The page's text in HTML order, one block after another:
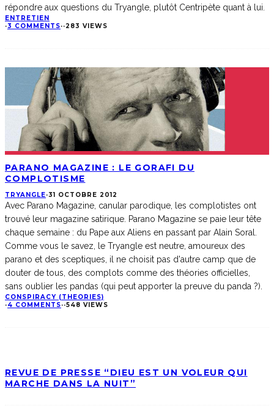
répondre aux questions du Tryangle, plutôt Centripète quant à lui.
ENTRETIEN
·3 COMMENTS··283 VIEWS
PARANO MAGAZINE : LE GORAFI DU
COMPLOTISME
TRYANGLE·31 OCTOBRE 2012
Avec Parano Magazine, canular parodique, les complotistes ont
trouvé leur magazine satirique. Parano Magazine se paie leur tête
chaque semaine : du Pape aux Aliens en passant par Alain Soral.
Comme vous le savez, le Tryangle est neutre, amoureux des
parano et des sceptiques, il ne choisit pas d'autre camp que de
douter de tous, des complots comme des théories officielles,
sans oublier les pandas (qui peut apporter la preuve du panda ?).
CONSPIRACY (THEORIES)
·4 COMMENTS··548 VIEWS
REVUE DE PRESSE “DIEU EST UN VOLEUR QUI
MARCHE DANS LA NUIT”